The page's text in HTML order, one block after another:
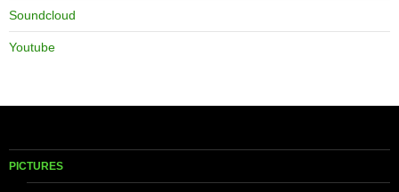
Soundcloud
Youtube
PICTURES